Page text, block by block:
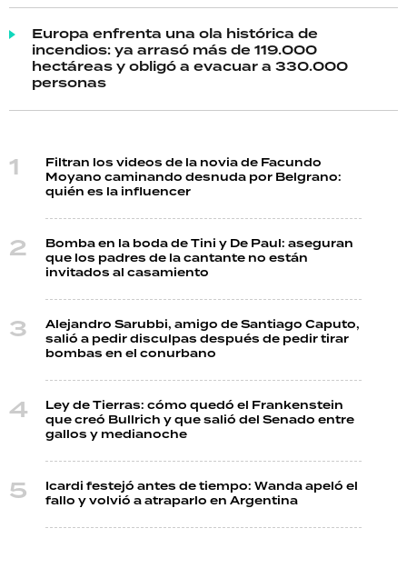
Europa enfrenta una ola histórica de
incendios: ya arrasó más de 119.000
hectáreas y obligó a evacuar a 330.000
personas
Filtran los videos de la novia de Facundo
Moyano caminando desnuda por Belgrano:
quién es la influencer
Bomba en la boda de Tini y De Paul: aseguran
que los padres de la cantante no están
invitados al casamiento
Alejandro Sarubbi, amigo de Santiago Caputo,
salió a pedir disculpas después de pedir tirar
bombas en el conurbano
Ley de Tierras: cómo quedó el Frankenstein
que creó Bullrich y que salió del Senado entre
gallos y medianoche
Icardi festejó antes de tiempo: Wanda apeló el
fallo y volvió a atraparlo en Argentina